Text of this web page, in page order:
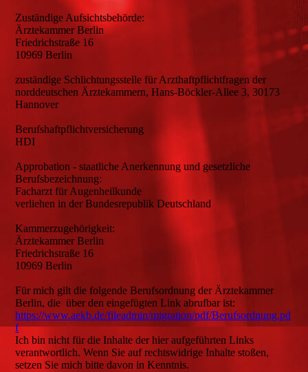
Zuständige Aufsichtsbehörde:
Ärztekammer Berlin
Friedrichstraße 16
10969 Berlin
zuständige Schlichtungsstelle für Arzthaftpflichtfragen der
norddeutschen Ärztekammern, Hans-Böckler-Allee 3, 30173
Hannover
Berufshaftpflichtversicherung
HDI
Approbation - staatliche Anerkennung und gesetzliche
Berufsbezeichnung:
Facharzt für Augenheilkunde
verliehen in der Bundesrepublik Deutschland
Kammerzugehörigkeit:
Ärztekammer Berlin
Friedrichstraße 16
10969 Berlin
Für mich gilt die folgende Berufsordnung der Ärztekammer
Berlin, die über den eingefügten Link abrufbar ist:
https://www.aekb.de/fileadmin/migration/pdf/Berufsordnung.pd
f
Ich bin nicht für die Inhalte der hier aufgeführten Links
verantwortlich. Wenn Sie auf rechtswidrige Inhalte stoßen,
setzen Sie mich bitte davon in Kenntnis.